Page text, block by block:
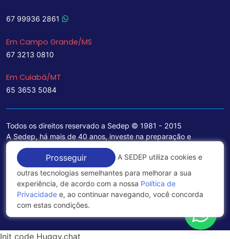
67 99936 2861
Em Campo Grande/MS
67 3213 0810
Em Cuiabá/MT
65 3653 5084
Todos os direitos reservado a Sedep © 1981 - 2015
A Sedep, há mais de 40 anos, investe na preparação e
treinamento de funcionários e na aquisição de tecnologia de
ponta para a ampliação de seu portfólio de serviços voltados
para a área jurídica, que contemplam informações seguras e
excelentes soluções empresariais.
Política de Privacidade
Prosseguir
A SEDEP utiliza cookies e
outras tecnologias semelhantes para melhorar a sua
experiência, de acordo com a nossa Política de
Privacidade e, ao continuar navegando, você concorda
com estas condições.
Init code Huggy.chat